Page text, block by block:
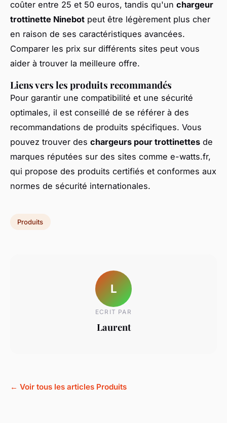
coûter entre 25 et 50 euros, tandis qu'un chargeur
trottinette Ninebot peut être légèrement plus cher
en raison de ses caractéristiques avancées.
Comparer les prix sur différents sites peut vous
aider à trouver la meilleure offre.
Liens vers les produits recommandés
Pour garantir une compatibilité et une sécurité
optimales, il est conseillé de se référer à des
recommandations de produits spécifiques. Vous
pouvez trouver des chargeurs pour trottinettes de
marques réputées sur des sites comme e-watts.fr,
qui propose des produits certifiés et conformes aux
normes de sécurité internationales.
Produits
L
ECRIT PAR
Laurent
← Voir tous les articles Produits